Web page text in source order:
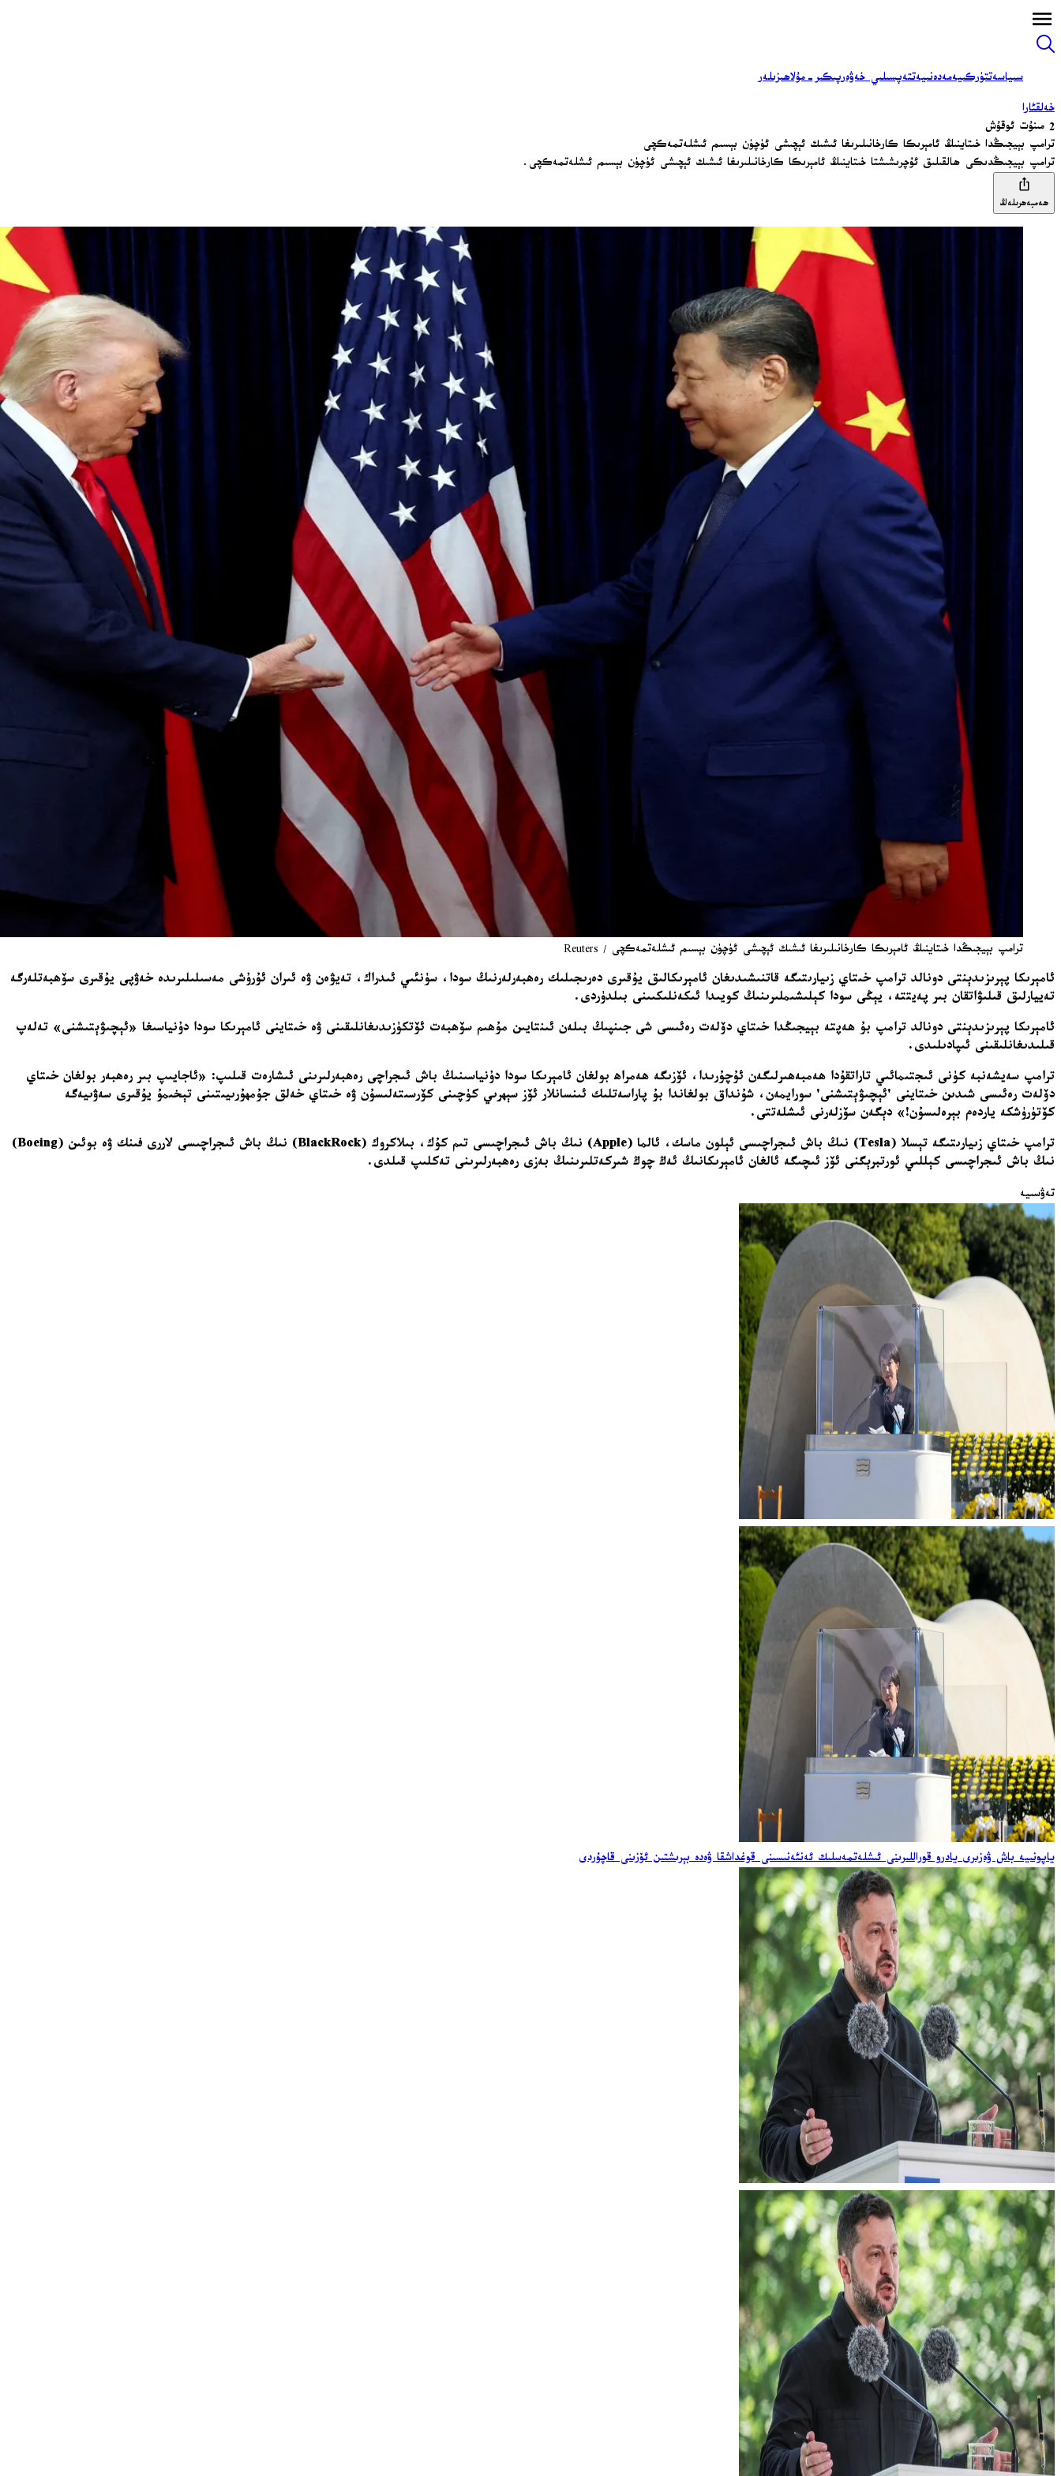
سىياسەتتۈركىيەمەدەنىيەتتەپسىلىي خەۋەرپىكىر-مۇلاھىزىلەر
خەلقئارا
2 مىنۇت ئوقۇش
ترامپ بېيجىڭدا خىتاينىڭ ئامېرىكا كارخانىلىرىغا ئىشىك ئېچىشى ئۈچۈن بېسىم ئىشلەتمەكچى
ترامپ بېيجىڭدىكى ھالقىلىق ئۇچرىشىشتا خىتاينىڭ ئامېرىكا كارخانىلىرىغا ئىشىك ئېچىشى ئۈچۈن بېسىم ئىشلەتمەكچى.
ھەمبەھرىلەڭ
ترامپ بېيجىڭدا خىتاينىڭ ئامېرىكا كارخانىلىرىغا ئىشىك ئېچىشى ئۈچۈن بېسىم ئىشلەتمەكچى / Reuters
ئامېرىكا پېرىزىدېنتى دونالد ترامپ خىتاي زىيارىتىگە قاتنىشىدىغان ئامېرىكالىق يۇقىرى دەرىجىلىك رەھبەرلەرنىڭ سودا، سۈنئىي ئىدراك، تەيۋەن ۋە ئىران ئۇرۇشى مەسىلىلىرىدە خەۋپى يۇقىرى سۆھبەتلەرگە
تەييارلىق قىلىۋاتقان بىر پەيتتە، يېڭى سودا كېلىشىملىرىنىڭ كويىدا ئىكەنلىكىىنى بىلدۈردى.
ئامېرىكا پېرىزىدېنتى دونالد ترامپ بۇ ھەپتە بېيجىڭدا خىتاي دۆلەت رەئىسى شى جىنپىڭ بىلەن ئىنتايىن مۇھىم سۆھبەت ئۆتكۈزىدىغانلىقىنى ۋە خىتاينى ئامېرىكا سودا دۇنياسىغا «ئېچىۋېتىشنى» تەلەپ
قىلىدىغانلىقىنى ئىپادىلىدى.
ترامپ سەيشەنبە كۈنى ئىجتىمائىي تاراتقۇدا ھەمبەھىرلىگەن ئۇچۇرىدا، ئۆزىگە ھەمراھ بولغان ئامېرىكا سودا دۇنياسىنىڭ باش ئىجراچى رەھبەرلىرىنى ئىشارەت قىلىپ: «ئاجايىپ بىر رەھبەر بولغان خىتاي
دۆلەت رەئىسى شىدىن خىتاينى 'ئېچىۋېتىشنى' سورايمەن، شۇنداق بولغاندا بۇ پاراسەتلىك ئىنسانلار ئۆز سېھرىي كۈچىنى كۆرسىتەلىسۇن ۋە خىتاي خەلق جۇمھۇرىيىتىنى تېخىمۇ يۇقىرى سەۋىيەگە
كۆتۈرۈشكە ياردەم بېرەلىسۇن!» دېگەن سۆزلەرنى ئىشلەتتى.
ترامپ خىتاي زىيارىتىگە تېسلا (Tesla) نىڭ باش ئىجراچىسى ئېلون ماسك، ئالما (Apple) نىڭ باش ئىجراچىسى تىم كۇك، بىلاكروك (BlackRock) نىڭ باش ئىجراچىسى لاررى فىنك ۋە بوئىن (Boeing)
نىڭ باش ئىجراچىسى كېللىي ئورتبرېگنى ئۆز ئىچىگە ئالغان ئامېرىكانىڭ ئەڭ چوڭ شىركەتلىرىنىڭ بەزى رەھبەرلىرىنى تەكلىپ قىلدى.
تەۋسىيە
ياپونىيە باش ۋەزىرى يادرو قوراللىرىنى ئىشلەتمەسلىك ئەنئەنىسىنى قوغداشقا ۋەدە بېرىشتىن ئۆزىنى قاچۇردى